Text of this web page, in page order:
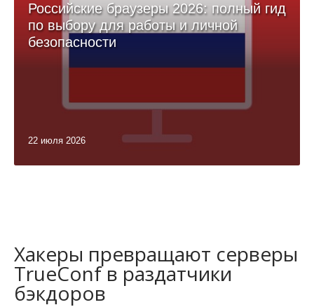
Российские браузеры 2026: полный гид
по выбору для работы и личной
безопасности
22 июля 2026
Хакеры превращают серверы
TrueConf в раздатчики
бэкдоров